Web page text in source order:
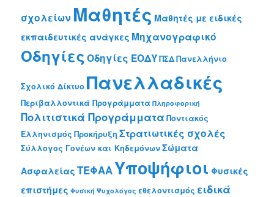
σχολείων Μαθητές Μαθητές με ειδικές
εκπαιδευτικές ανάγκες Μηχανογραφικό
Οδηγίες Οδηγίες ΕΟΔΥΠΣΔΠανελλήνιο
Σχολικό Δίκτυο Πανελλαδικές
Περιβαλλοντικά Προγράμματα Πληροφορική
Πολιτιστικά Προγράμματα Ποντιακός
Ελληνισμός Προκήρυξη Στρατιωτικές σχολές
Σύλλογος Γονέων και ΚηδεμόνωνΣώματα
Ασφαλείας ΤΕΦΑΑΥποψήφιοι Φυσικές
επιστήμες Φυσική Ψυχολόγος εθελοντισμός ειδικά